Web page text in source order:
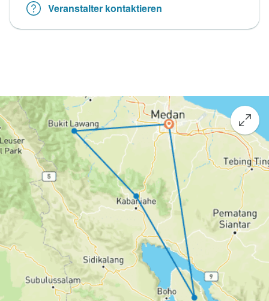
Veranstalter kontaktieren